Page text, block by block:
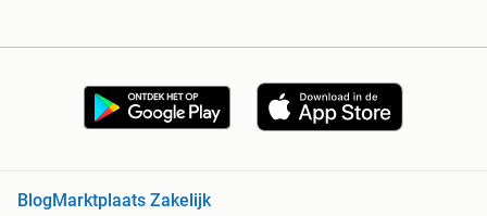
Blog Marktplaats Zakelijk